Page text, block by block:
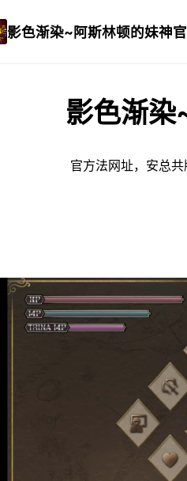
影色渐染~阿斯林顿的妹神官
影色渐染
官方法网址，安总